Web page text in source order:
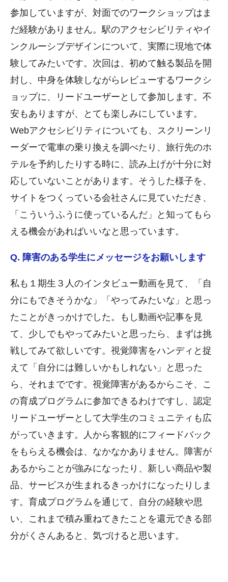
参加していますが、対面でのワークショップはま
だ経験がありません。駅のアクセシビリティやイ
ンクルーシブデザインについて、実際に現地で体
験してみたいです。次回は、初めて触る製品を開
封し、中身を体験しながらレビューするワークシ
ョップに、リードユーザーとして参加します。不
安もありますが、とても楽しみにしています。
Webアクセシビリティについても、スクリーンリ
ーダーで電車の乗り換えを調べたり、旅行先のホ
テルを予約したりする時に、読み上げが十分に対
応していないことがあります。そうした様子を、
サイトをつくっている会社さんに見ていただき、
「こういうふうに使っているんだ」と知ってもら
える機会があればいいなと思っています。
Q. 障害のある学生にメッセージをお願いします
私も１期生３人のインタビュー動画を見て、「自
分にもできそうかな」「やってみたいな」と思っ
たことがきっかけでした。もし動画や記事を見
て、少しでもやってみたいと思ったら、まずは挑
戦してみて欲しいです。視覚障害をハンディと捉
えて「自分には難しいかもしれない」と思った
ら、それまでです。視覚障害があるからこそ、こ
の育成プログラムに参加できるわけですし、認定
リードユーザーとして大学生のコミュニティも広
がっていきます。人から客観的にフィードバック
をもらえる機会は、なかなかありません。障害が
あるからことが強みになったり、新しい商品や製
品、サービスが生まれるきっかけになったりしま
す。育成プログラムを通じて、自分の経験や思
い、これまで積み重ねてきたことを還元できる部
分がくさんあると、気づけると思います。